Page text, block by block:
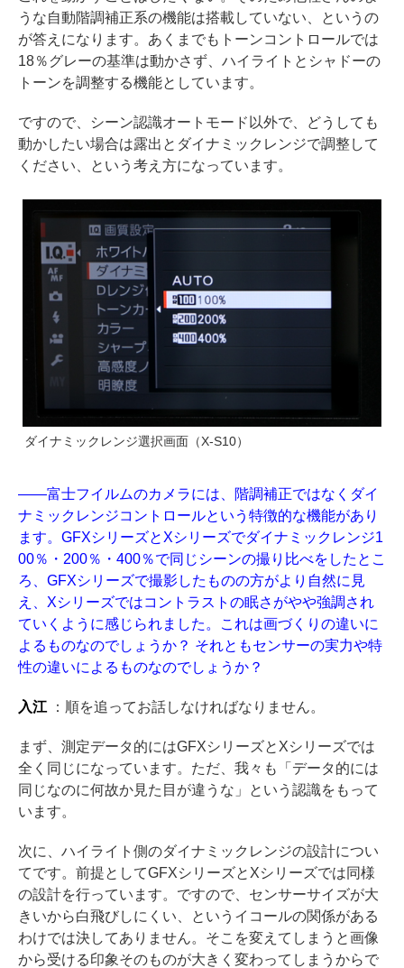
うな自動階調補正系の機能は搭載していない、というの
が答えになります。あくまでもトーンコントロールでは
18％グレーの基準は動かさず、ハイライトとシャドーの
トーンを調整する機能としています。
ですので、シーン認識オートモード以外で、どうしても
動かしたい場合は露出とダイナミックレンジで調整して
ください、という考え方になっています。
ダイナミックレンジ選択画面（X-S10）
——富士フイルムのカメラには、階調補正ではなくダイ
ナミックレンジコントロールという特徴的な機能があり
ます。GFXシリーズとXシリーズでダイナミックレンジ1
00％・200％・400％で同じシーンの撮り比べをしたとこ
ろ、GFXシリーズで撮影したものの方がより自然に見
え、Xシリーズではコントラストの眠さがやや強調され
ていくように感じられました。これは画づくりの違いに
よるものなのでしょうか？ それともセンサーの実力や特
性の違いによるものなのでしょうか？
入江 ：順を追ってお話しなければなりません。
まず、測定データ的にはGFXシリーズとXシリーズでは
全く同じになっています。ただ、我々も「データ的には
同じなのに何故か見た目が違うな」という認識をもって
います。
次に、ハイライト側のダイナミックレンジの設計につい
てです。前提としてGFXシリーズとXシリーズでは同様
の設計を行っています。ですので、センサーサイズが大
きいから白飛びしにくい、というイコールの関係がある
わけでは決してありません。そこを変えてしまうと画像
から受ける印象そのものが大きく変わってしまうからで